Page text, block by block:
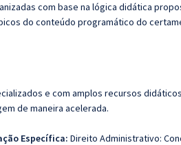
com base na lógica didática
do conteúdo programático do
e com amplos recursos
de maneira acelerada.
Específica: Direito Administrativo: